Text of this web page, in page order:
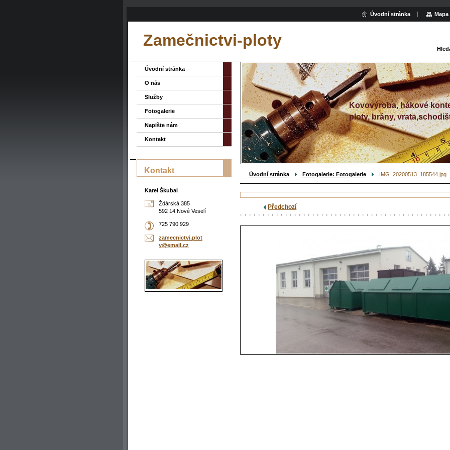
Zamečnictvi-ploty
Kovovýroba, hákové
ploty, brány,
Úvodní stránka Fotogalerie: Fotogalerie IMG_20200513_185544.jpg
Předchozí
Úvodní stránka
O nás
Služby
Fotogalerie
Napište nám
Kontakt
Kontakt
Karel Škubal
Ždárská 385
592 14 Nové Veselí
725 790 929
zamecnictvi.plot
y@email.cz
Úvodní stránka